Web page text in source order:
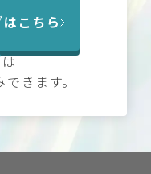
こちら
は
きます。